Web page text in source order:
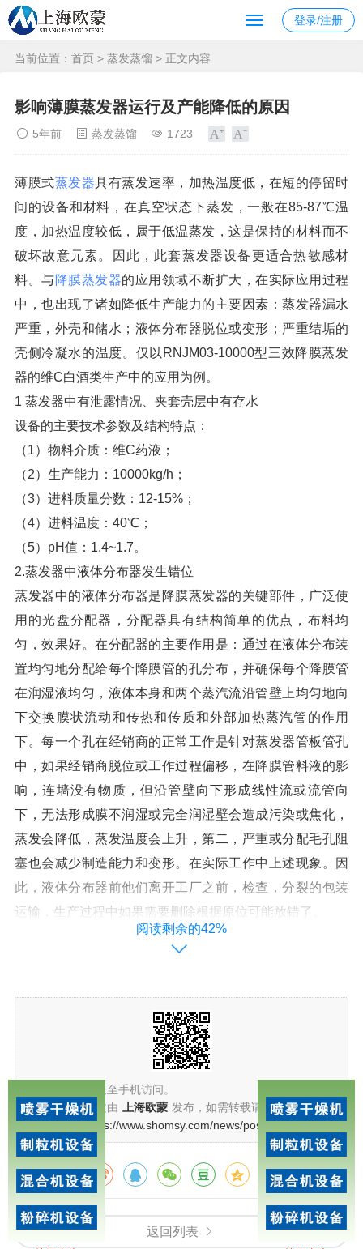
登录/注册
当前位置： 首页 > 蒸发蒸馏 > 正文内容
影响薄膜蒸发器运行及产能降低的原因
5年前 蒸发蒸馏 1723
薄膜式蒸发器具有蒸发速率，加热温度低，在短的停留时
间的设备和材料，在真空状态下蒸发，一般在85-87℃温
度，加热温度较低，属于低温蒸发，这是保持的材料而不
破坏故意元素。因此，此套蒸发器设备更适合热敏感材
料。与降膜蒸发器的应用领域不断扩大，在实际应用过程
中，也出现了诸如降低生产能力的主要因素：蒸发器漏水
严重，外壳和储水；液体分布器脱位或变形；严重结垢的
壳侧冷凝水的温度。仅以RNJM03-10000型三效降膜蒸发
器的维C白酒类生产中的应用为例。
1 蒸发器中有泄露情况、夹套壳层中有存水
设备的主要技术参数及结构特点：
（1）物料介质：维C药液；
（2）生产能力：10000kg/h；
（3）进料质量分数：12-15%；
（4）进料温度：40℃；
（5）pH值：1.4~1.7。
2.蒸发器中液体分布器发生错位
蒸发器中的液体分布器是降膜蒸发器的关键部件，广泛使
用的光盘分配器，分配器具有结构简单的优点，布料均
匀，效果好。在分配器的主要作用是：通过在液体分布装
置均匀地分配给每个降膜管的孔分布，并确保每个降膜管
在润湿液均匀，液体本身和两个蒸汽流沿管壁上均匀地向
下交换膜状流动和传热和传质和外部加热蒸汽管的作用
下。每一个孔在经销商的正常工作是针对蒸发器管板管孔
中，如果经销商脱位或工作过程偏移，在降膜管料液的影
响，连墙没有物质，但沿管壁向下形成线性流或流管向
下，无法形成膜不润湿或完全润湿壁会造成污染或焦化，
蒸发会降低，蒸发温度会上升，第二，严重或分配毛孔阻
塞也会减少制造能力和变形。在实际工作中上述现象。因
此，液体分布器前他们离开工厂之前，检查，分裂的包装
运输，生产过程中如果需要删除根据原位可能放错了。
应，将影响蒸发器的生产能力，大部分的壳程清洗接口没
有设置，因此，壳程清洗是比较困难的。正确的清洗方法
是：在壳侧通入热3%氢氧化钠或草酸浸泡，浸泡时间不少
于6小时。
4 冷凝器对蒸发器的影响
冷却水和冷凝水的温度是蒸发器的设计的一个重要参数，
冷却水或冷却水温度的增加将直接导致蒸发器蒸发温度，
蒸发。设计时用户必须能够提供局部冷却水准确的参数。
在中国的北方和南方的冷却水温度差别较大，且都是循环
水，即使在北方和南方的蒸发参数材料同一蒸发器将会改
阅读剩余的42%
扫描二维码推送至手机访问。
版权声明：本文由
上海欧蒙 发布，如需转载请注明出处。
本文链接：https://www.shomsy.com/news/post/377.html
分享给朋友：
返回列表